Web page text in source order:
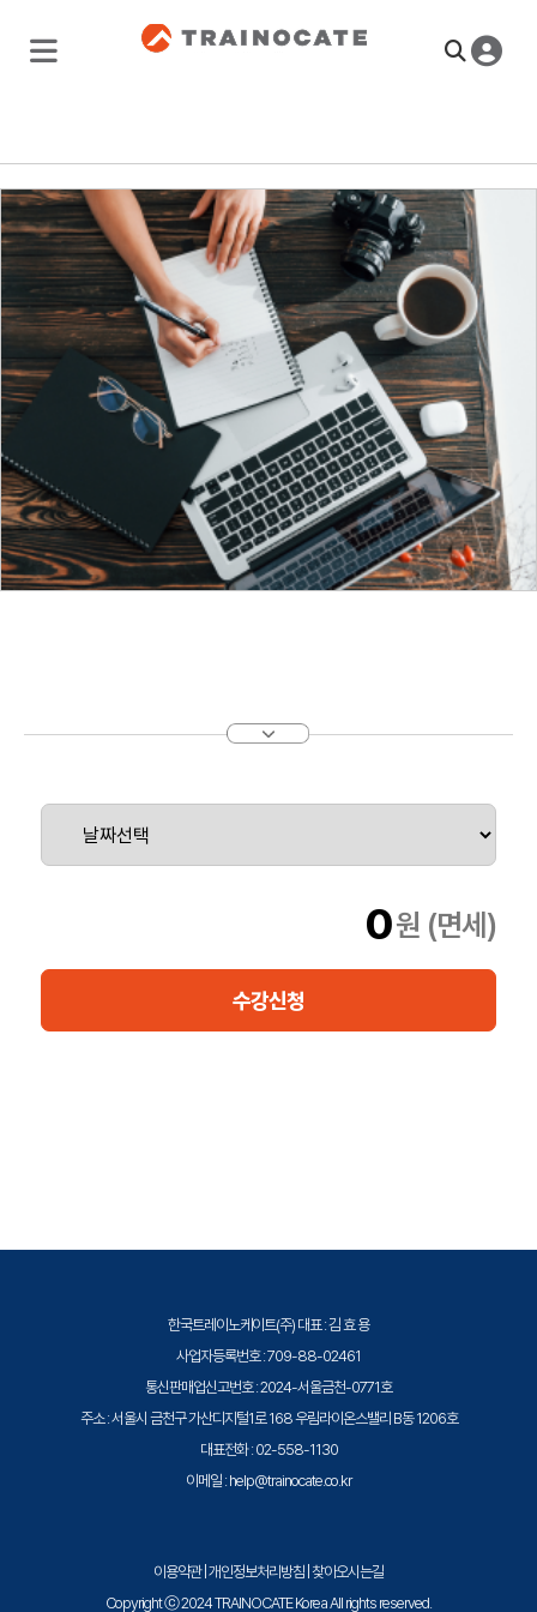
0원 (면세)
수강신청
한국트레이노케이트(주) 대표 : 김 효 용
사업자등록번호 : 709-88-02461
통신판매업신고번호 : 2024-서울금천-0771호
주소 : 서울시 금천구 가산디지털1로 168 우림라이온스밸리 B동 1206호
대표전화 : 02-558-1130
이메일 : help@trainocate.co.kr
이용약관| 개인정보처리방침 찾아오시는길
Copyright ⓒ 2024 TRAINOCATE Korea All rights reserved.